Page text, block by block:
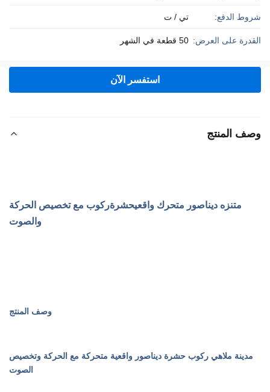
شروط الدفع: تي / ت
القدرة على العرض: 50 قطعة في الشهر
استفسر الآن
وصف المنتج
متنزه ديناصور متحرك واقعيحشرةركوب مع تخصيص الحركة
والصوت
وصف المنتج
مدينة ملاهي ركوب حشرة ديناصور واقعية متحركة مع الحركة وتخصيص
الصوت